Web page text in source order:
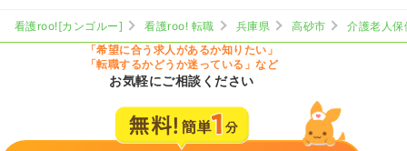
看護roo![カンゴルー] 看護roo! 転職 兵庫県 高砂市
介護老人
「希望に合う求人があるか知りたい」
「転職するかどうか迷っている」など
お気軽にご相談ください